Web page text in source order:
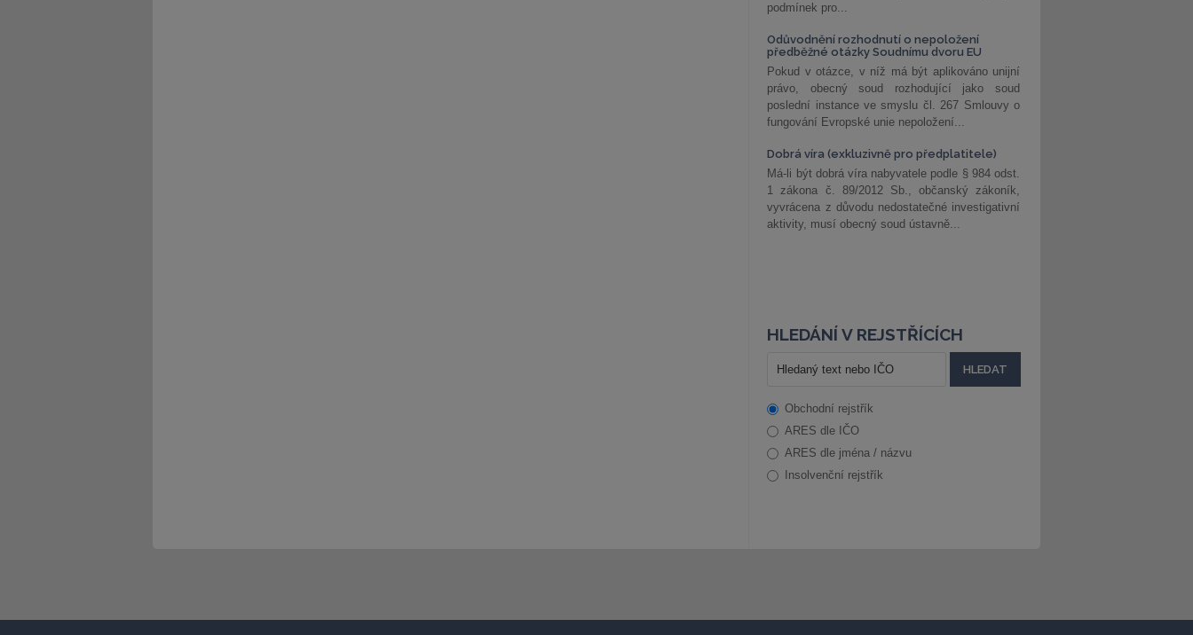
podmínek pro...
Odůvodnění rozhodnutí o nepoložení
předběžné otázky Soudnímu dvoru EU
Pokud v otázce, v níž má být aplikováno unijní
právo, obecný soud rozhodující jako soud
poslední instance ve smyslu čl. 267 Smlouvy o
fungování Evropské unie nepoložení...
Dobrá víra (exkluzivně pro předplatitele)
Má-li být dobrá víra nabyvatele podle § 984 odst.
1 zákona č. 89/2012 Sb., občanský zákoník,
vyvrácena z důvodu nedostatečné investigativní
aktivity, musí obecný soud ústavně...
HLEDÁNÍ V REJSTŘÍCÍCH
Obchodní rejstřík
ARES dle IČO
ARES dle jména / názvu
Insolvenční rejstřík